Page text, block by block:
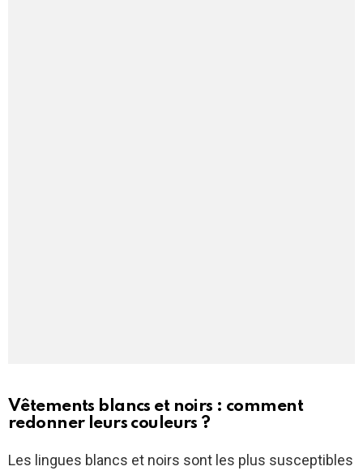
Vêtements blancs et noirs : comment
redonner leurs couleurs ?
Les lingues blancs et noirs sont les plus susceptibles